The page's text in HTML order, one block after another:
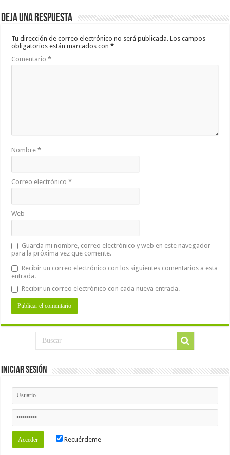
Deja una respuesta
Tu dirección de correo electrónico no será publicada. Los campos
obligatorios están marcados con*
Comentario*
Nombre*
Correo electrónico*
Web
Guarda mi nombre, correo electrónico y web en este navegador
para la próxima vez que comente.
Recibir un correo electrónico con los siguientes comentarios a esta
entrada.
Recibir un correo electrónico con cada nueva entrada.
Iniciar Sesión
Recuérdeme